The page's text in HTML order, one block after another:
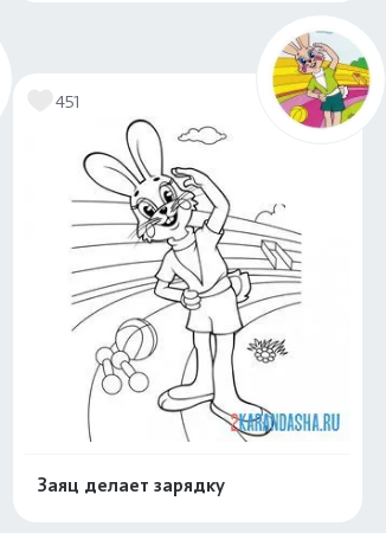
Распечатать и скачать
451
Заяц делает зарядку